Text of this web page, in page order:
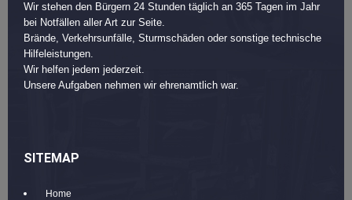
Wir stehen den Bürgern 24 Stunden täglich an 365 Tagen im Jahr
bei Notfällen aller Art zur Seite.
Brände, Verkehrsunfälle, Sturmschäden oder sonstige technische
Hilfeleistungen.
Wir helfen jedem jederzeit.
Unsere Aufgaben nehmen wir ehrenamtlich war.
SITEMAP
Home